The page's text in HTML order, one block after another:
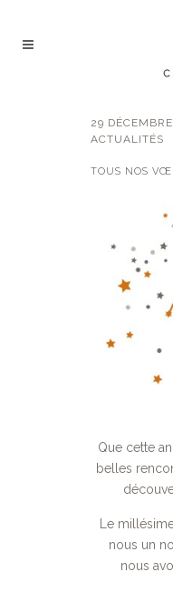
29
ACTUALITÉS
TOUS NOS
Que cette
belles
Le
nous un
nous